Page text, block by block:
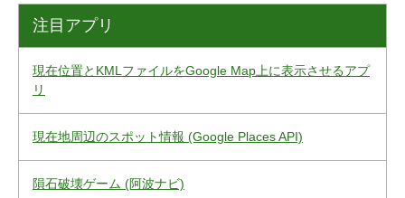
注目アプリ
現在位置とKMLファイルをGoogle Map上に表示させるアプ
リ
現在地周辺のスポット情報 (Google Places API)
隕石破壊ゲーム (阿波ナビ)